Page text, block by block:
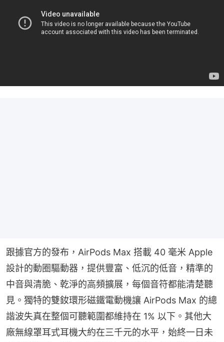
跟據官方的發布，AirPods Max 搭載 40 毫米 Apple
設計的動圈驅動器，提供豐富、低沉的低音，精準的
中音與清脆、乾淨的高頻擴展，每個音符都能清楚聽
見。獨特的雙釹環形磁鐵電動機讓 AirPods Max 的總
諧波失真在整個可聽範圍都維持在 1% 以下。其他大
廠無線罩耳式耳機大約在三千元的水平，始終一日未